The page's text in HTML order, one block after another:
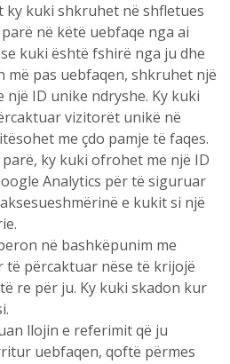
ky kuki shkruhet në shfletues
në këtë uebfaqe nga ai
kuki është fshirë nga ju dhe
më pas uebfaqen, shkruhet një
një ID unike ndryshe. Ky kuki
vizitorët unikë në
me çdo pamje të faqes.
parë, ky kuki ofrohet me një ID
Analytics për të siguruar
e kukit si një
në bashkëpunim me
të përcaktuar nëse të krijojë
re për ju. Ky kuki skadon kur
llojin e referimit që ju
uebfaqen, qoftë përmes